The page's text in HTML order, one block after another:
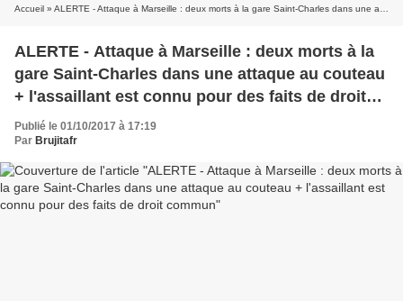
Accueil » ALERTE - Attaque à Marseille : deux morts à la gare Saint-Charles dans une attaque au couteau + l'assaillant est connu pour des faits de droit commun
ALERTE - Attaque à Marseille : deux morts à la
gare Saint-Charles dans une attaque au couteau
+ l'assaillant est connu pour des faits de droit
commun
Publié le 01/10/2017 à 17:19
Par Brujitafr